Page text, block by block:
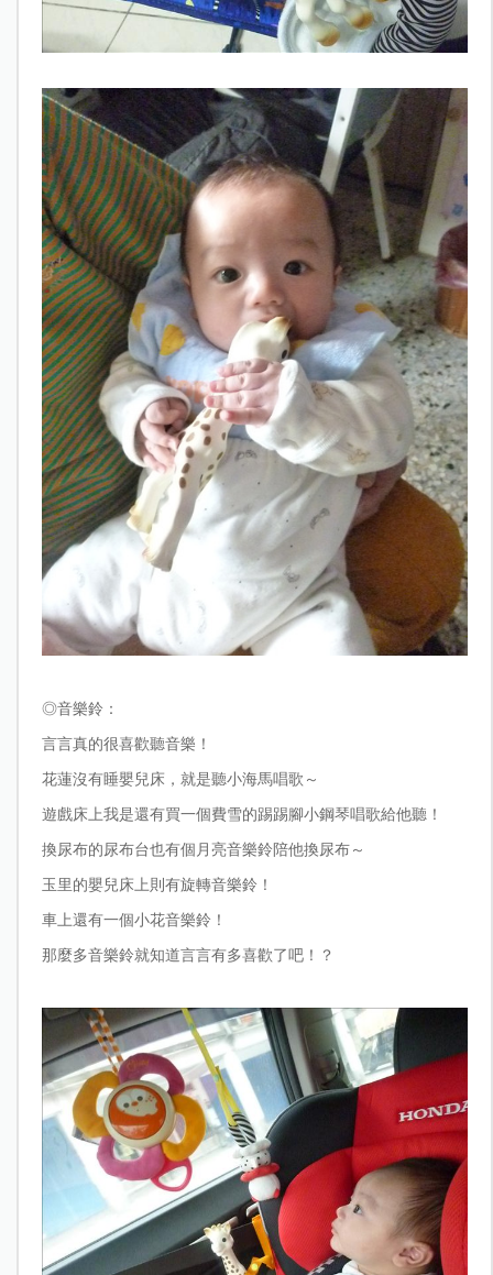
◎音樂鈴：
言言真的很喜歡聽音樂！
花蓮沒有睡嬰兒床，就是聽小海馬唱歌～
遊戲床上我是還有買一個費雪的踢踢腳小鋼琴唱歌給他聽！
換尿布的尿布台也有個月亮音樂鈴陪他換尿布～
玉里的嬰兒床上則有旋轉音樂鈴！
車上還有一個小花音樂鈴！
那麼多音樂鈴就知道言言有多喜歡了吧！？